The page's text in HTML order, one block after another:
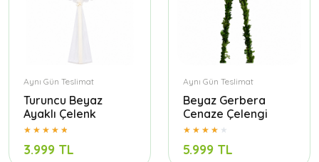
Aynı Gün Teslimat
Turuncu Beyaz
Ayaklı Çelenk
3.999 TL
Aynı Gün Teslimat
Beyaz Gerbera
Cenaze Çelengi
5.999 TL